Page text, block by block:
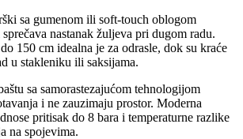
sa gumenom ili soft-touch oblogom
nastanak žuljeva pri dugom radu.
150 cm idealna je za odrasle, dok su kraće
u stakleniku ili saksijama.
sa samorastezajućom tehnologijom
i ne zauzimaju prostor. Moderna
pritisak do 8 bara i temperaturne razlike
na spojevima.